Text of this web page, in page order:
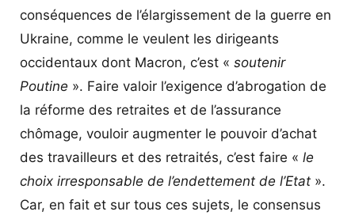
conséquences de l’élargissement de la guerre en
Ukraine, comme le veulent les dirigeants
occidentaux dont Macron, c’est « soutenir
Poutine ». Faire valoir l’exigence d’abrogation de
la réforme des retraites et de l’assurance
chômage, vouloir augmenter le pouvoir d’achat
des travailleurs et des retraités, c’est faire « le
choix irresponsable de l’endettement de l’Etat ».
Car, en fait et sur tous ces sujets, le consensus